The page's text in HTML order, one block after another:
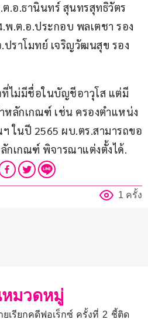
.อ.ธานินทร์ สุนทรสุทธิวัตร
พ.ต.อ.ประกอบ พลเตชา รอง
ราโมทย์ เจริญวัฒนสุข รอง
ที่ไม่มีชื่อในบัญชีอาวุโส แต่มี
หลักเกณฑ์ เช่น ครองตำแหน่ง
ในปี 2565 ผบ.ตร.สามารถขอ
กเกณฑ์ พิจารณาแต่งตั้งได้.
1 ครั้ง
มวดหมู่
ยเรียกคดีฟอเร็กซ์ ครั้งที่ 2 ชี้ติด